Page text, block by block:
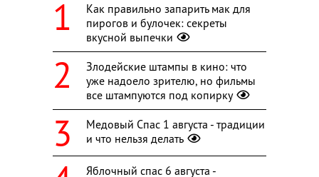
Как правильно запарить мак для
пирогов и булочек: секреты
вкусной выпечки
Злодейские штампы в кино: что
уже надоело зрителю, но фильмы
все штампуются под копирку
Медовый Спас 1 августа - традиции
и что нельзя делать
Яблочный спас 6 августа -